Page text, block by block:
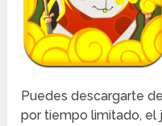
Puedes descargarte
por tiempo limitado, el